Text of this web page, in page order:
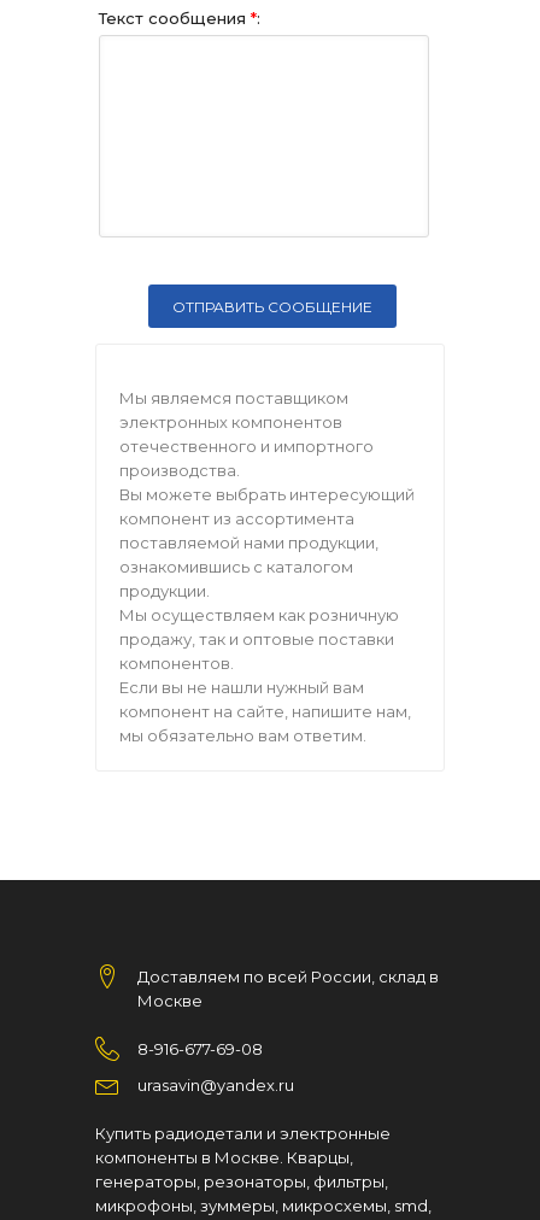
Текст сообщения *:
Мы являемся поставщиком
электронных компонентов
отечественного и импортного
производства.
Вы можете выбрать интересующий
компонент из ассортимента
поставляемой нами продукции,
ознакомившись с каталогом
продукции.
Мы осуществляем как розничную
продажу, так и оптовые поставки
компонентов.
Если вы не нашли нужный вам
компонент на сайте, напишите нам,
мы обязательно вам ответим.
Доставляем по всей России, склад в
Москве
8-916-677-69-08
urasavin@yandex.ru
Купить радиодетали и электронные
компоненты в Москве. Кварцы,
генераторы, резонаторы, фильтры,
микрофоны, зуммеры, микросхемы, smd,